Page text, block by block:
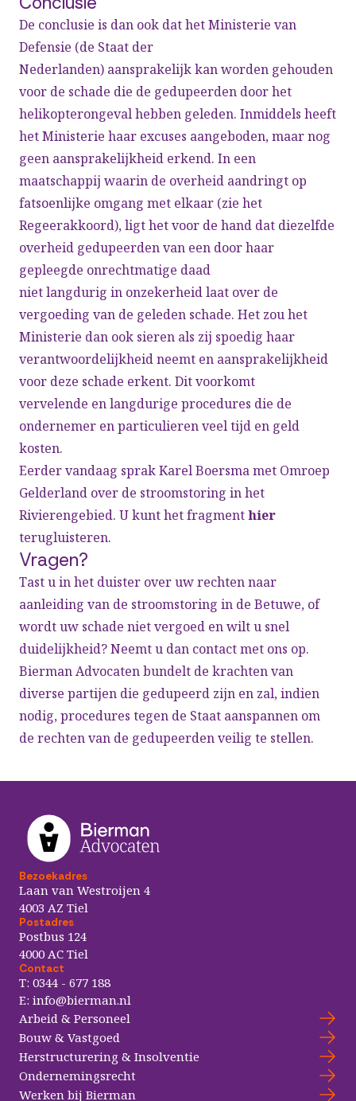
De conclusie is dan ook dat het Ministerie van
Defensie (de Staat der
Nederlanden) aansprakelijk kan worden gehouden
voor de schade die de gedupeerden door het
helikopterongeval hebben geleden. Inmiddels heeft
het Ministerie haar excuses aangeboden, maar nog
geen aansprakelijkheid erkend. In een
maatschappij waarin de overheid aandringt op
fatsoenlijke omgang met elkaar (zie het
Regeerakkoord), ligt het voor de hand dat diezelfde
overheid gedupeerden van een door haar
gepleegde onrechtmatige daad
niet langdurig in onzekerheid laat over de
vergoeding van de geleden schade. Het zou het
Ministerie dan ook sieren als zij spoedig haar
verantwoordelijkheid neemt en aansprakelijkheid
voor deze schade erkent. Dit voorkomt
vervelende en langdurige procedures die de
ondernemer en particulieren veel tijd en geld
kosten.
Eerder vandaag sprak Karel Boersma met Omroep
Gelderland over de stroomstoring in het
Rivierengebied. U kunt het fragmenthier
terugluisteren.
Vragen?
Tast u in het duister over uw rechten naar
aanleiding van de stroomstoring in de Betuwe, of
wordt uw schade niet vergoed en wilt u snel
duidelijkheid? Neemt u dan contact met ons op.
Bierman Advocaten bundelt de krachten van
diverse partijen die gedupeerd zijn en zal, indien
nodig, procedures tegen de Staat aanspannen om
de rechten van de gedupeerden veilig te stellen.
Bezoekadres
Laan van Westroijen 4
4003 AZ Tiel
Postadres
Postbus 124
4000 AC Tiel
Contact
T: 0344 - 677 188
E: info@bierman.nl
Arbeid & Personeel
Bouw & Vastgoed
Herstructurering & Insolventie
Ondernemingsrecht
Werken bij Bierman